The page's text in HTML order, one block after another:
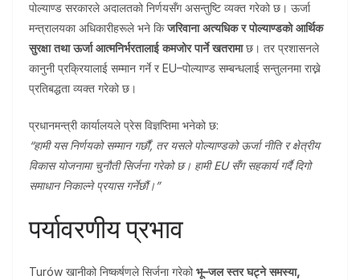
पोल्याण्ड सरकारले अदालतको निर्णयसँग असन्तुष्टि व्यक्त गरेको छ। ऊर्जा
मन्त्रालयका अधिकारीहरूले भने किजरिवाना अत्यधिक र पोल्याण्डको आर्थिक
सुरक्षा तथा ऊर्जा आत्मनिर्भरतालाई कमजोर पार्ने खतरामाछ। तर प्रशासनले
कानुनी प्रक्रियालाई सम्मान गर्ने र EU–पोल्याण्ड सम्बन्धलाई सन्तुलनमा राख्ने
प्रतिबद्धता व्यक्त गरेको छ।
प्रधानमन्त्री कार्यालयले प्रेस विज्ञप्तिमा भनेको छ:
“हामी यस निर्णयको सम्मान गर्छौं, तर यसले पोल्याण्डको ऊर्जा नीति र क्षेत्रीय
विकास योजनामा चुनौती सिर्जना गरेको छ। हामी EU सँग सहकार्य गर्दै दिगो
समाधान निकाल्ने प्रयास गर्नेछौं।”
पर्यावरणीय प्रभाव
Turów खानीको निष्कर्षणले सिर्जना गरेकोभू–जल स्तर घट्ने समस्या,